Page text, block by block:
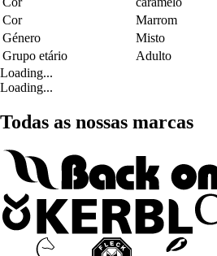
Cor
Marrom
Género
Misto
Grupo etário
Adulto
Loading...
Loading...
Todas as nossas marcas